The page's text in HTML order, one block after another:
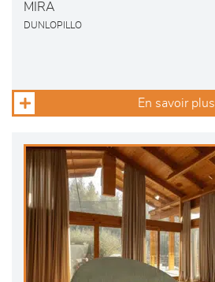
MIRA
DUNLOPILLO
En savoir plus